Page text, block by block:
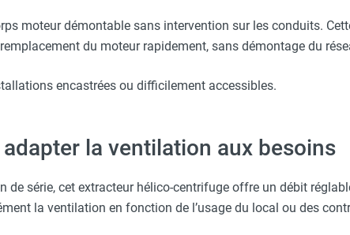
moteur démontable sans intervention sur les conduits.
du moteur rapidement, sans démontage du
encastrées ou difficilement accessibles.
la ventilation aux besoins
de série, cet extracteur hélico-centrifuge offre un débit
la ventilation en fonction de l’usage du local ou des